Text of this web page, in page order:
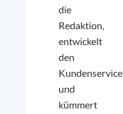
die
Redaktion,
entwickelt
den
Kundenservice
und
kümmert